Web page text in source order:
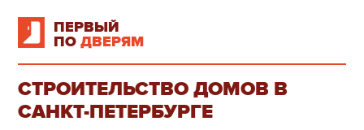
ПЕРВЫЙ
ПО ДВЕРЯМ
СТРОИТЕЛЬСТВО ДОМОВ В
САНКТ-ПЕТЕРБУРГЕ